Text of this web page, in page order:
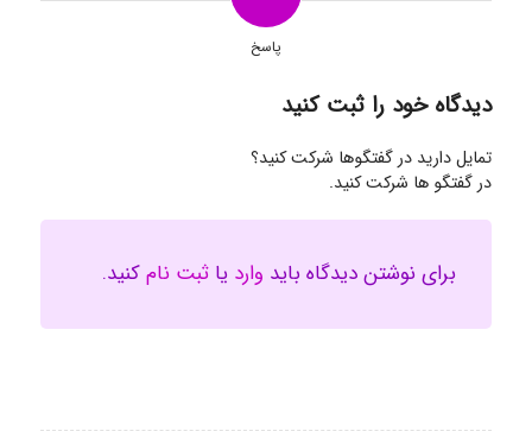
پاسخ
دیدگاه خود را ثبت کنید
تمایل دارید در گفتگوها شرکت کنید؟
در گفتگو ها شرکت کنید.
برای نوشتن دیدگاه باید وارد یا ثبت نامکنید.